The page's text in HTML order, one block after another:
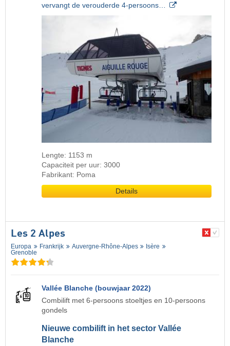
vervangt de verouderde 4-persoons…
Lengte: 1153 m
Capaciteit per uur: 3000
Fabrikant: Poma
Details
Les 2 Alpes
Europa Frankrijk Auvergne-Rhône-Alpes
Isère
Grenoble
Vallée Blanche (bouwjaar 2022)
Combilift met 6-persoons stoeltjes en 10-persoons
gondels
Nieuwe combilift in het sector Vallée
Blanche